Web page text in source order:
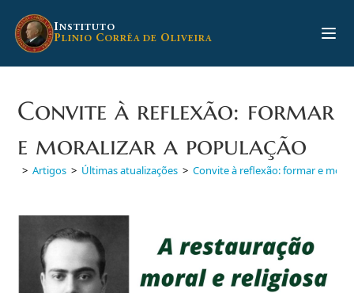
para
INSTITUTO
PLINIO CORRÊA DE OLIVEIRA
Convite à reflexão: formar
e moralizar a população
> Artigos > Últimas atualizações > Convite à reflexão: formar e